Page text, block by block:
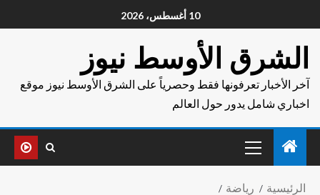
10 أغسطس، 2026
الشرق الأوسط نيوز
آخر الأخبار تعرفونها فقط وحصرياً على الشرق الأوسط نيوز موقع
اخباري شامل يدور حول العالم
الرئيسية
رياضة